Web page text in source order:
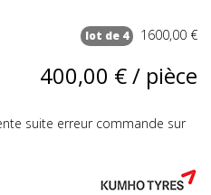
lot de 4 1600,00 €
400,00 € / pièce
suite erreur commande sur